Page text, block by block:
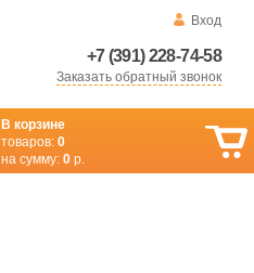
Вход
+7 (391) 228-74-58
Заказать обратный звонок
В корзине
товаров: 0
на сумму: 0 р.